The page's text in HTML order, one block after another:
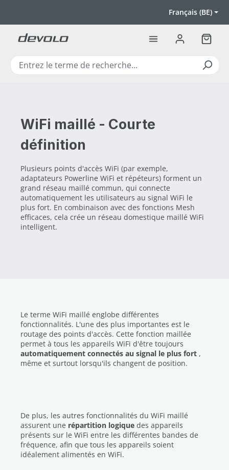
Français (BE)
Le
WiFi maillé - Courte
définition
Plusieurs points d'accès WiFi (par exemple,
adaptateurs Powerline WiFi et répéteurs) forment un
grand réseau maillé commun, qui connecte
automatiquement les utilisateurs au signal WiFi le
plus fort. En combinaison avec des fonctions Mesh
efficaces, cela crée un réseau domestique maillé WiFi
intelligent.
Le terme WiFi maillé englobe différentes
fonctionnalités. L'une des plus importantes est le
routage des points d'accès. Cette fonction maillée
permet à tous les appareils WiFi d'être toujours
automatiquement connectés au signal le plus fort ,
même et surtout lorsqu'ils changent de position.
De plus, les autres fonctionnalités du WiFi maillé
assurent une répartition logique des appareils
présents sur le WiFi entre les différentes bandes de
fréquence, afin que tous les appareils soient
idéalement alimentés en WiFi.